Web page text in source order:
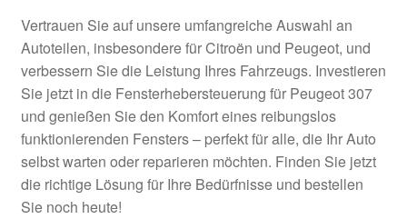
Weltweiter Versand
Zahlungen
Vertrauen Sie auf unsere umfangreiche Auswahl an
Autoteilen, insbesondere für Citroën und Peugeot, und
verbessern Sie die Leistung Ihres Fahrzeugs. Investieren
Sie jetzt in die Fensterhebersteuerung für Peugeot 307
und genießen Sie den Komfort eines reibungslos
funktionierenden Fensters – perfekt für alle, die Ihr Auto
selbst warten oder reparieren möchten. Finden Sie jetzt
die richtige Lösung für Ihre Bedürfnisse und bestellen
Sie noch heute!